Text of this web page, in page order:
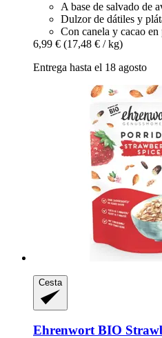
A base de salvado de
Dulzor de dátiles y
Con canela y cacao en
6,99 € (17,48 € / kg)
Entrega hasta el 18 agosto
Cesta
EhrenwortBIO